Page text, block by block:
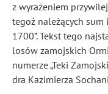
z wyrażeniem
tegoż należących
1700”. Tekst tego
losów zamojskich
numerze „Teki
dra Kazimierza